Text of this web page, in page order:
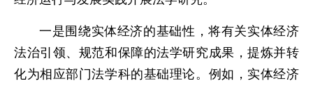
一是围绕实体经济的基础性，将有关实体经济
法治引领、规范和保障的法学研究成果，提炼并转
化为相应部门法学科的基础理论。例如，实体经济